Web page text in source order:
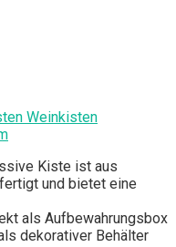
Weinkisten
Kiste ist aus
und bietet eine
als Aufbewahrungsbox
dekorativer Behälter